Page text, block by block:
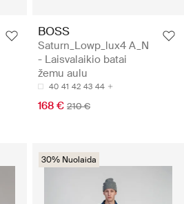
BOSS
Saturn_Lowp_lux4 A_N
- Laisvalaikio batai
žemu aulu
40 41 42 43 44
168 € 210 €
30% Nuolaida